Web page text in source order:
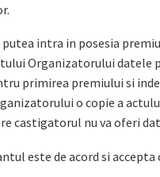
putea intra in posesia
Organizatorului datele
primirea premiului si
o copie a
castigatorul nu va oferi
este de acord si